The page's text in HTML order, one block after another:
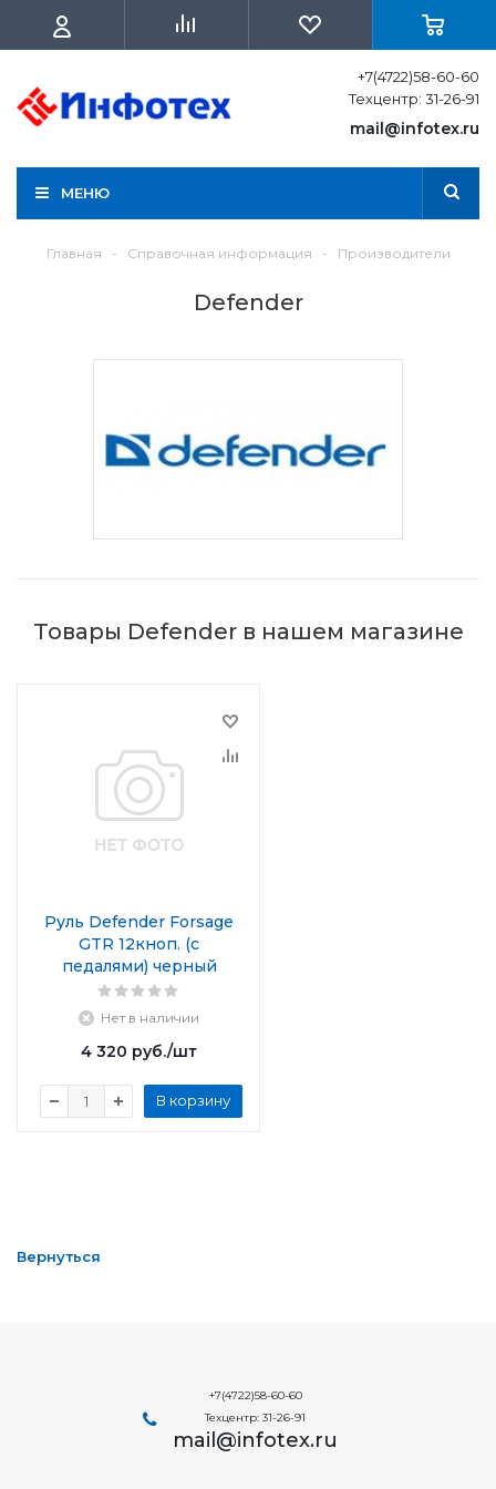
+7(4722)58-60-60
Техцентр: 31-26-91
mail@infotex.ru
МЕНЮ
Главная - Справочная информация - Производители
Defender
Товары Defender в нашем магазине
Руль Defender Forsage
GTR 12кноп. (с
педалями) черный
Нет в наличии
4 320 руб./шт
В корзину
Вернуться
+7(4722)58-60-60
Техцентр: 31-26-91
mail@infotex.ru